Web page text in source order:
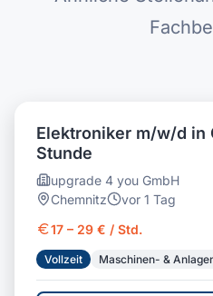
Elektroniker m/w/d in
Stunde
upgrade 4 you GmbH
Chemnitz
vor 1 Tag
17 – 29 € / Std.
Vollzeit Maschinen- &